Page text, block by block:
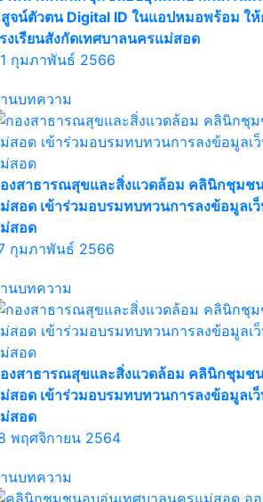
จน์ตัวตน Digital ID ในแอปหมอพร้อม ใ
งเรียนสังกัดเทศบาลนครแม่สอด
กุมภาพันธ์ 2566
นบทความ
งสาธารณสุขและสิ่งแวดล้อม คลินิกชุมช
สอด เข้าร่วมอบรมทบทวนการลงข้อมูลเ
สอด
กุมภาพันธ์ 2566
นบทความ
งสาธารณสุขและสิ่งแวดล้อม คลินิกชุมช
สอด เข้าร่วมอบรมทบทวนการลงข้อมูลเ
สอด
พฤศจิกายน 2564
นบทความ